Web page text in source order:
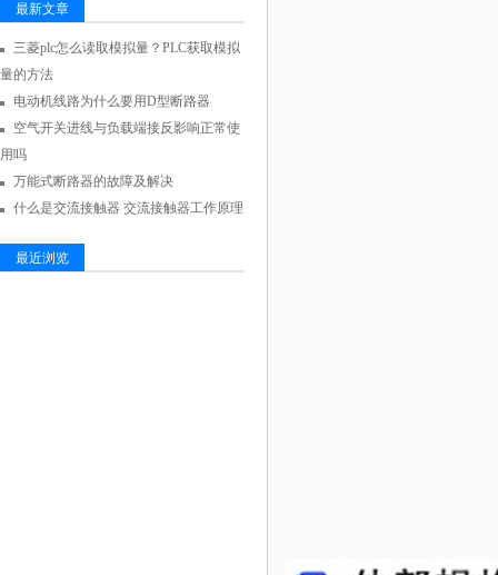
最新文章
三菱plc怎么读取模拟量？PLC获取模拟
量的方法
电动机线路为什么要用D型断路器
空气开关进线与负载端接反影响正常使
用吗
万能式断路器的故障及解决
什么是交流接触器 交流接触器工作原理
最近浏览